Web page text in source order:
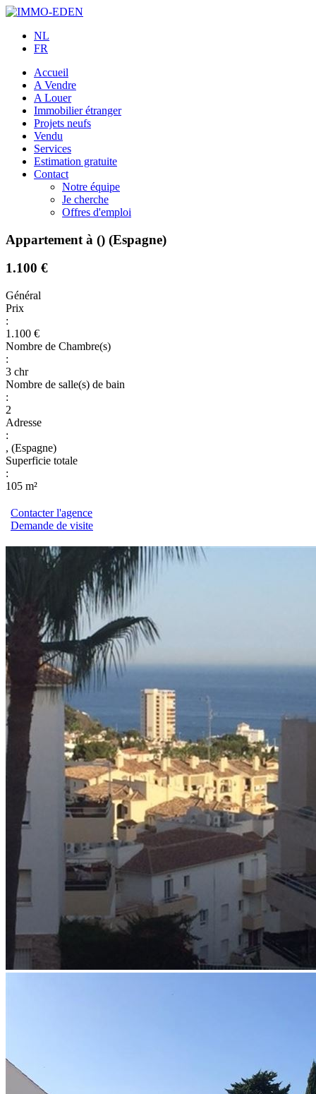
NL
FR
Accueil
A Vendre
A Louer
Immobilier étranger
Projets neufs
Vendu
Services
Estimation gratuite
Contact
Notre équipe
Je cherche
Offres d'emploi
Appartement à () (Espagne)
1.100 €
Général
Prix
:
1.100 €
Nombre de Chambre(s)
:
3 chr
Nombre de salle(s) de bain
:
2
Adresse
:
, (Espagne)
Superficie totale
:
105 m²
Contacter l'agence
Demande de visite